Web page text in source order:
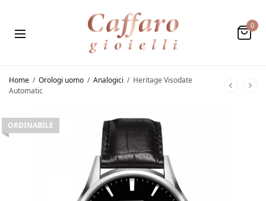
0
Home / Orologi uomo / Analogici / Heritage Visodate
Automatic
ORDINABILE